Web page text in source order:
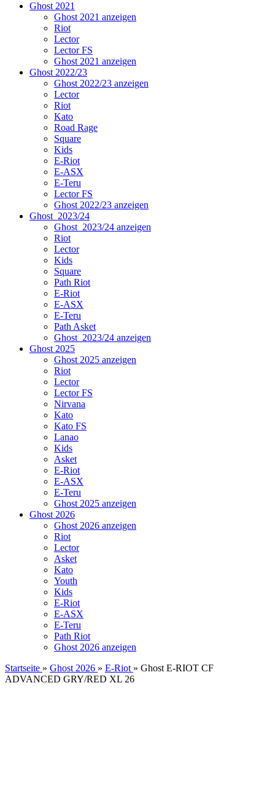
Ghost 2021
Ghost 2021 anzeigen
Riot
Lector
Lector FS
Ghost 2021 anzeigen
Ghost 2022/23
Ghost 2022/23 anzeigen
Lector
Riot
Kato
Road Rage
Square
Kids
E-Riot
E-ASX
E-Teru
Lector FS
Ghost 2022/23 anzeigen
Ghost_2023/24
Ghost_2023/24 anzeigen
Riot
Lector
Kids
Square
Path Riot
E-Riot
E-ASX
E-Teru
Path Asket
Ghost_2023/24 anzeigen
Ghost 2025
Ghost 2025 anzeigen
Riot
Lector
Lector FS
Nirvana
Kato
Kato FS
Lanao
Kids
Asket
E-Riot
E-ASX
E-Teru
Ghost 2025 anzeigen
Ghost 2026
Ghost 2026 anzeigen
Riot
Lector
Asket
Kato
Youth
Kids
E-Riot
E-ASX
E-Teru
Path Riot
Ghost 2026 anzeigen
Startseite » Ghost 2026 » E-Riot » Ghost E-RIOT CF
ADVANCED GRY/RED XL 26